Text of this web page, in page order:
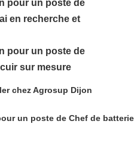
pour un poste de
en recherche et
pour un poste de
sur mesure
chez Agrosup Dijon
un poste de Chef de batterie